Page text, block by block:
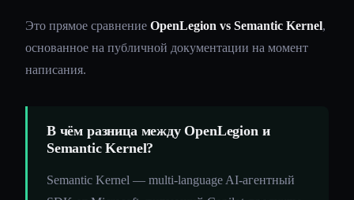
Это прямое сравнение OpenLegion vs Semantic Kernel,
основанное на публичной документации на момент
написания.
В чём разница между OpenLegion и
Semantic Kernel?
Semantic Kernel — multi-language AI-агентный